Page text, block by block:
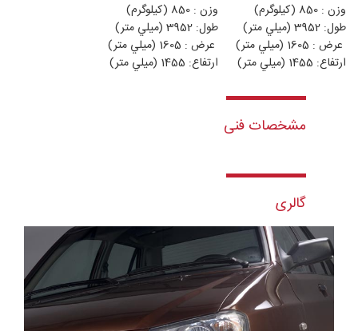
وزن : 850 (كيلوگرم)
طول: 3952 (ميلي متر)
عرض : 1605 (ميلي متر)
ارتفاع: 1455 (ميلي متر)
وزن : 850 (كيلوگرم)
طول: 3952 (ميلي متر)
عرض : 1605 (ميلي متر)
ارتفاع: 1455 (ميلي متر)
مشخصات فنی
گالری